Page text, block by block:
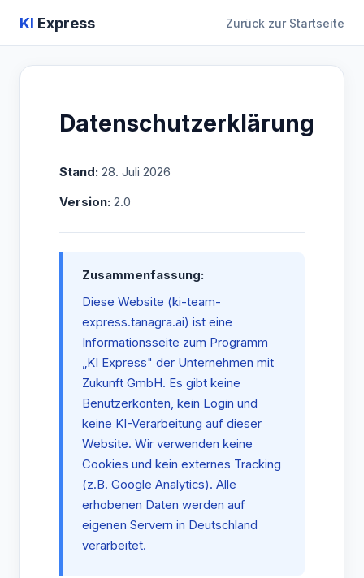
KI Express Zurück zur Startseite
Datenschutzerklärung
Stand: 28. Juli 2026
Version: 2.0
Zusammenfassung:
Diese Website (ki-team-
express.tanagra.ai) ist eine
Informationsseite zum Programm
„KI Express" der Unternehmen mit
Zukunft GmbH. Es gibt keine
Benutzerkonten, kein Login und
keine KI-Verarbeitung auf dieser
Website. Wir verwenden keine
Cookies und kein externes Tracking
(z.B. Google Analytics). Alle
erhobenen Daten werden auf
eigenen Servern in Deutschland
verarbeitet.